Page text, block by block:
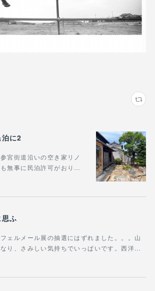
に2
宮街道沿いの空き家リノ
無事に民泊許可がおり…
ふ
ェルメール展の抽選にはずれました。。。山
り、さみしい気持ちでいっぱいです。西洋…